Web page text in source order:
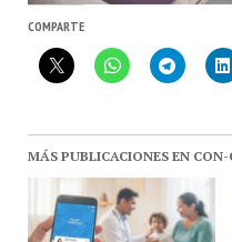
COMPARTE
MÁS PUBLICACIONES EN CON-